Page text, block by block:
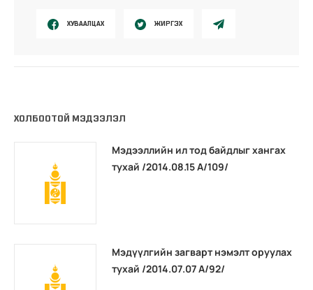
ХУВААЛЦАХ ЖИРГЭХ
ХОЛБООТОЙ МЭДЭЭЛЭЛ
Мэдээллийн ил тод байдлыг хангах
тухай /2014.08.15 А/109/
Мэдүүлгийн загварт нэмэлт оруулах
тухай /2014.07.07 А/92/